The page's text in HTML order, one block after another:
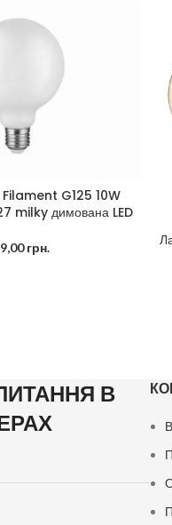
G125 10W
milky димована LED
грн.
В